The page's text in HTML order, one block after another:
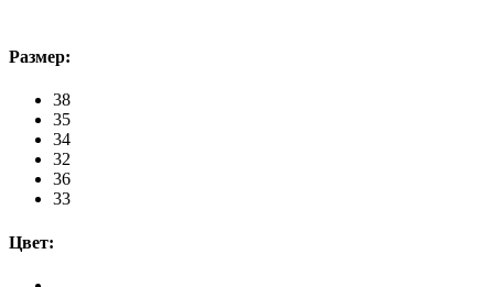
Размер:
38
35
34
32
36
33
Цвет: